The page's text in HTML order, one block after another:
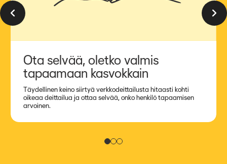
Edellinen dia
Ota selvää, oletko valmis
tapaamaan kasvokkain
Täydellinen keino siirtyä verkkodeittailusta hitaasti kohti
oikeaa deittailua ja ottaa selvää, onko henkilö tapaamisen
arvoinen.
Kuva 1
Kuva 2
Kuva 3